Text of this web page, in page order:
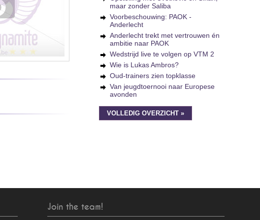
maar zonder Saliba
Voorbeschouwing: PAOK -
Anderlecht
Anderlecht trekt met vertrouwen én
ambitie naar PAOK
Wedstrijd live te volgen op VTM 2
Wie is Lukas Ambros?
Oud-trainers zien topklasse
Van jeugdtoernooi naar Europese
avonden
VOLLEDIG OVERZICHT »
Join the team!